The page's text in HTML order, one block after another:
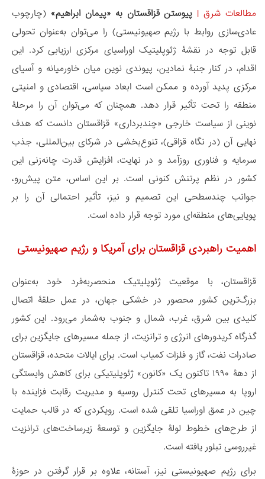
مطالعات شرق| پیوستن قزاقستان به «پیمان ابراهیم» (چارچوب
عادی‌سازی روابط با رژیم صهیونیستی) را می‌توان به‌عنوان تحولی
قابل توجه در نقشۀ ژئوپلیتیک اوراسیای مرکزی ارزیابی کرد. این
اقدام، در کنار جنبۀ‌ نمادین، پیوندی نوین میان خاورمیانه و آسیای
مرکزی پدید آورده و ممکن است ابعاد سیاسی، اقتصادی و امنیتی
منطقه را تحت تأثیر قرار دهد. همچنان که می‌توان آن را مرحلۀ
نوینی از سیاست خارجی «چندبرداری» قزاقستان دانست که هدف
نهایی آن (در نگاه قزاقی)، تنوع‌بخشی در شرکای بین‌المللی، جذب
سرمایه و فناوری روزآمد و در نهایت، افزایش قدرت چانه‌زنی این
کشور در نظم پرتنش کنونی است. بر این اساس، متن پیش‌رو،
جوانب چندسطحی این تصمیم و نیز، تأثیر احتمالی آن را بر
پویایی‌های منطقه‌ای مورد توجه قرار داده است.
اهمیت راهبردی قزاقستان برای آمریکا و رژیم صهیونیستی
قزاقستان، با موقعیت ژئوپلیتیک منحصربه‌فرد خود به‌عنوان
بزرگ‌ترین کشور محصور در خشکی جهان، در عمل حلقۀ اتصال
کلیدی بین شرق، غرب، شمال و جنوب به‌شمار می‌رود. این کشور
گذرگاه کریدورهای انرژی و ترانزیت، از جمله مسیرهای جایگزین برای
صادرات نفت، گاز و فلزات کمیاب است. برای ایالات متحده، قزاقستان
از دهۀ ۱۹۹۰ تاکنون یک «کانون» ژئوپلیتیکی برای کاهش وابستگی
اروپا به مسیرهای تحت کنترل روسیه و مدیریت رقابت فزاینده با
چین در عمق اوراسیا تلقی شده است. رویکردی که در قالب حمایت
از طرح‌های خطوط لولۀ جایگزین و توسعۀ زیرساخت‌های ترانزیت
غیرروسی تبلور یافته است.
برای رژیم صهیونیستی نیز، آستانه، علاوه بر قرار گرفتن در حوزۀ